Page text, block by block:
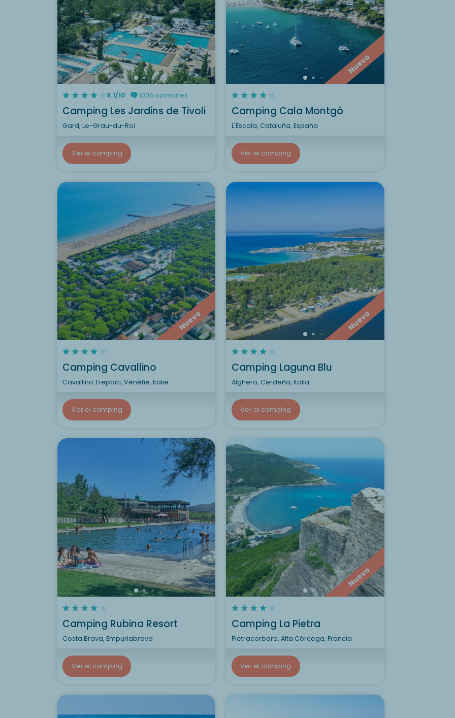
8.1/10 1005 opiniones
Camping Les Jardins de Tivoli
Gard, Le-Grau-du-Roi
Ver el camping
Nuevo
Camping Cala Montgó
L'Escala, Cataluña, España
Ver el camping
Nuevo
Camping Cavallino
Cavallino Treporti, Vénétie, Italie
Ver el camping
Nuevo
Camping Laguna Blu
Alghero, Cerdeña, Italia
Ver el camping
Camping Rubina Resort
Costa Brava, Empuriabrava
Ver el camping
Nuevo
Camping La Pietra
Pietracorbara, Alta Córcega, Francia
Ver el camping